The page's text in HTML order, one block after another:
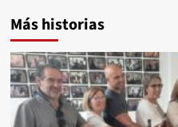
Más historias